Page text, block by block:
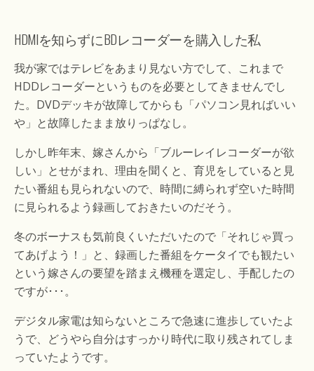
HDMIを知らずにBDレコーダーを購入した私
我が家ではテレビをあまり見ない方でして、これまで
HDDレコーダーというものを必要としてきませんでし
た。DVDデッキが故障してからも「パソコン見ればいい
や」と故障したまま放りっぱなし。
しかし昨年末、嫁さんから「ブルーレイレコーダーが欲
しい」とせがまれ、理由を聞くと、育児をしていると見
たい番組も見られないので、時間に縛られず空いた時間
に見られるよう録画しておきたいのだそう。
冬のボーナスも気前良くいただいたので「それじゃ買っ
てあげよう！」と、録画した番組をケータイでも観たい
という嫁さんの要望を踏まえ機種を選定し、手配したの
ですが･･･。
デジタル家電は知らないところで急速に進歩していたよ
うで、どうやら自分はすっかり時代に取り残されてしま
っていたようです。